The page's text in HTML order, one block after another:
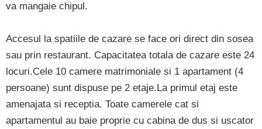
va mangaie chipul.
Accesul la spatiile de cazare se face ori direct din sosea
sau prin restaurant. Capacitatea totala de cazare este 24
locuri.Cele 10 camere matrimoniale si 1 apartament (4
persoane) sunt dispuse pe 2 etaje.La primul etaj este
amenajata si receptia. Toate camerele cat si
apartamentul au baie proprie cu cabina de dus si uscator